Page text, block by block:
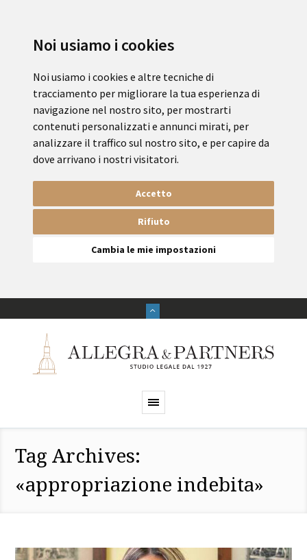
Noi usiamo i cookies
Noi usiamo i cookies e altre tecniche di
tracciamento per migliorare la tua esperienza di
navigazione nel nostro sito, per mostrarti
contenuti personalizzati e annunci mirati, per
analizzare il traffico sul nostro sito, e per capire da
dove arrivano i nostri visitatori.
Accetto
Rifiuto
Cambia le mie impostazioni
Tag Archives:
«appropriazione indebita»